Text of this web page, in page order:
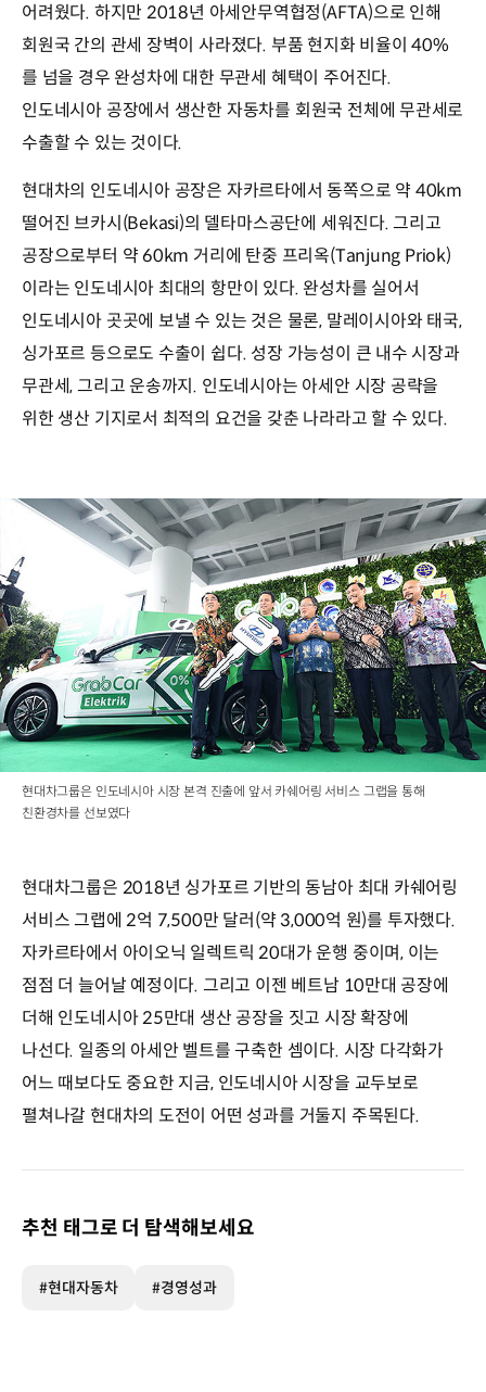
어려웠다. 하지만 2018년 아세안무역협정(AFTA)으로 인해
회원국 간의 관세 장벽이 사라졌다. 부품 현지화 비율이 40%
를 넘을 경우 완성차에 대한 무관세 혜택이 주어진다.
인도네시아 공장에서 생산한 자동차를 회원국 전체에 무관세로
수출할 수 있는 것이다.
현대차의 인도네시아 공장은 자카르타에서 동쪽으로 약 40km
떨어진 브카시(Bekasi)의 델타마스공단에 세워진다. 그리고
공장으로부터 약 60km 거리에 탄중 프리옥(Tanjung Priok)
이라는 인도네시아 최대의 항만이 있다. 완성차를 실어서
인도네시아 곳곳에 보낼 수 있는 것은 물론, 말레이시아와 태국,
싱가포르 등으로도 수출이 쉽다. 성장 가능성이 큰 내수 시장과
무관세, 그리고 운송까지. 인도네시아는 아세안 시장 공략을
위한 생산 기지로서 최적의 요건을 갖춘 나라라고 할 수 있다.
현대차그룹은 인도네시아 시장 본격 진출에 앞서 카쉐어링 서비스 그랩을 통해
친환경차를 선보였다
현대차그룹은 2018년 싱가포르 기반의 동남아 최대 카쉐어링
서비스 그랩에 2억 7,500만 달러(약 3,000억 원)를 투자했다.
자카르타에서 아이오닉 일렉트릭 20대가 운행 중이며, 이는
점점 더 늘어날 예정이다. 그리고 이젠 베트남 10만대 공장에
더해 인도네시아 25만대 생산 공장을 짓고 시장 확장에
나선다. 일종의 아세안 벨트를 구축한 셈이다. 시장 다각화가
어느 때보다도 중요한 지금, 인도네시아 시장을 교두보로
펼쳐나갈 현대차의 도전이 어떤 성과를 거둘지 주목된다.
추천 태그로 더 탐색해보세요
#현대자동차 #경영성과